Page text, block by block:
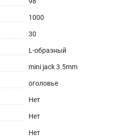
1000
30
L-образный
mini jack 3.5mm
оголовье
Нет
Нет
Нет